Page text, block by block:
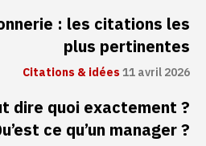
: les citations les
plus pertinentes
Citations & idées11 avril 2026
dire quoi exactement ?
ce qu’un manager ?